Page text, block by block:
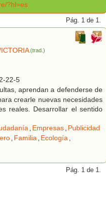
?hl=es
Pág. 1 de 1.
(trad.)
22-5
aprendan a defenderse de
crearle nuevas necesidades
reales. Desarrollar el sentido
, Empresas, Publicidad
, Familia, Ecología,
Pág. 1 de 1.